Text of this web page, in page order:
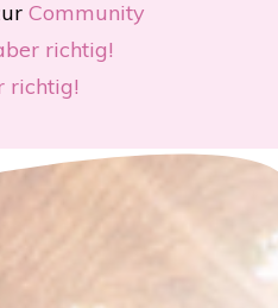
Community
richtig!
richtig!